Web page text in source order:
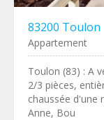
83200 Toulon
Appartement
Toulon (83) : A
2/3 pièces,
chaussée d'une
Anne, Bou